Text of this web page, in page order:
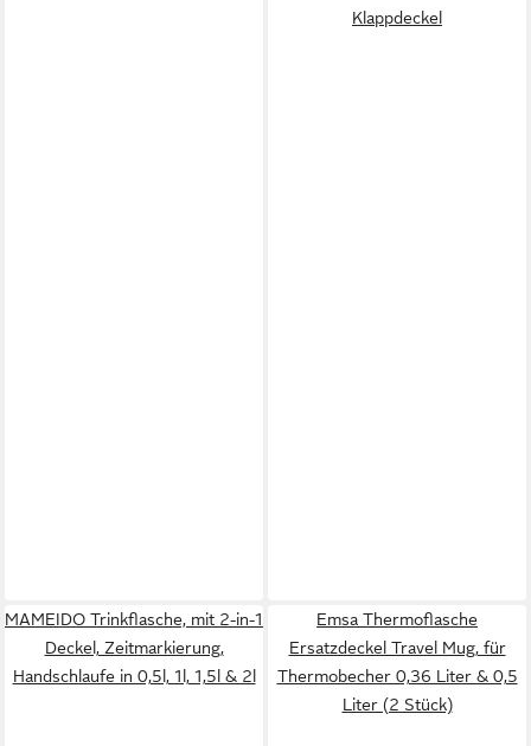
Klappdeckel
MAMEIDO Trinkflasche, mit 2-in-1
Deckel, Zeitmarkierung,
Handschlaufe in 0,5l, 1l, 1,5l & 2l
Emsa Thermoflasche
Ersatzdeckel Travel Mug, für
Thermobecher 0,36 Liter & 0,5
Liter (2 Stück)